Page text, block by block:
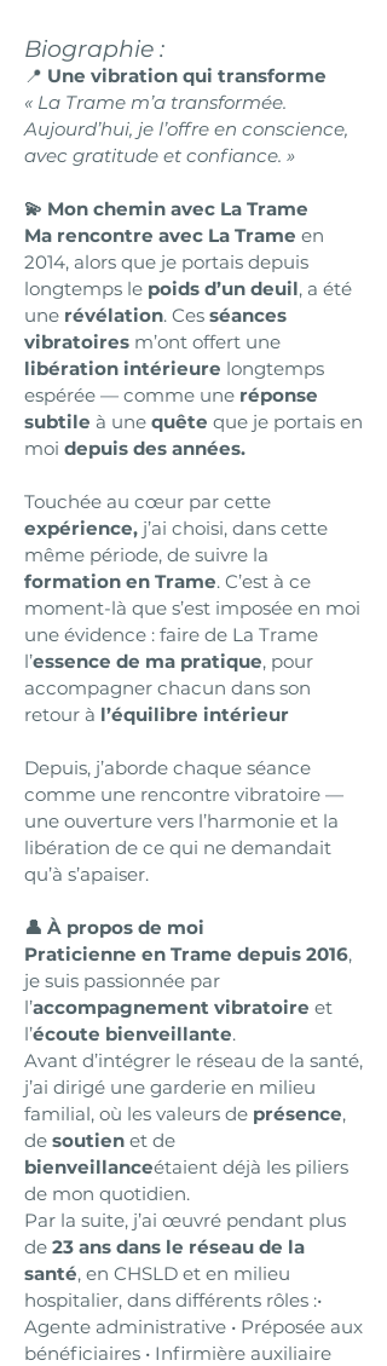
Biographie :
📍 Une vibration qui transforme
« La Trame m’a transformée.
Aujourd’hui, je l’offre en conscience,
avec gratitude et confiance. »
💫 Mon chemin avec La Trame
Ma rencontre avec La Trame en
2014, alors que je portais depuis
longtemps le poids d’un deuil, a été
une révélation. Ces séances
vibratoires m’ont offert une
libération intérieure longtemps
espérée — comme une réponse
subtile à une quête que je portais en
moi depuis des années.
Touchée au cœur par cette
expérience, j’ai choisi, dans cette
même période, de suivre la
formation en Trame. C’est à ce
moment-là que s’est imposée en moi
une évidence : faire de La Trame
l’essence de ma pratique, pour
accompagner chacun dans son
retour à l’équilibre intérieur
Depuis, j’aborde chaque séance
comme une rencontre vibratoire —
une ouverture vers l’harmonie et la
libération de ce qui ne demandait
qu’à s’apaiser.
👤 À propos de moi
Praticienne en Trame depuis 2016,
je suis passionnée par
l’accompagnement vibratoire et
l’écoute bienveillante.
Avant d’intégrer le réseau de la santé,
j’ai dirigé une garderie en milieu
familial, où les valeurs de présence,
de soutien et de
bienveillanceétaient déjà les piliers
de mon quotidien.
Par la suite, j’ai œuvré pendant plus
de 23 ans dans le réseau de la
santé, en CHSLD et en milieu
hospitalier, dans différents rôles :•
Agente administrative • Préposée aux
bénéficiaires • Infirmière auxiliaire